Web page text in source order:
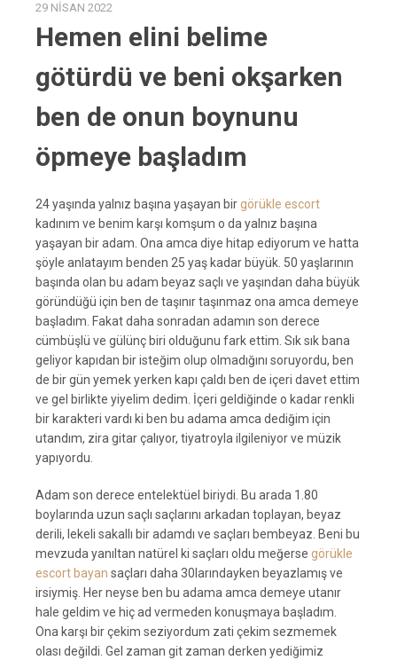
29 NISAN 2022
Hemen elini belime
götürdü ve beni okşarken
ben de onun boynunu
öpmeye başladım
24 yaşında yalnız başına yaşayan birgörükle escort
kadınım ve benim karşı komşum o da yalnız başına
yaşayan bir adam. Ona amca diye hitap ediyorum ve hatta
şöyle anlatayım benden 25 yaş kadar büyük. 50 yaşlarının
başında olan bu adam beyaz saçlı ve yaşından daha büyük
göründüğü için ben de taşınır taşınmaz ona amca demeye
başladım. Fakat daha sonradan adamın son derece
cümbüşlü ve gülünç biri olduğunu fark ettim. Sık sık bana
geliyor kapıdan bir isteğim olup olmadığını soruyordu, ben
de bir gün yemek yerken kapı çaldı ben de içeri davet ettim
ve gel birlikte yiyelim dedim. İçeri geldiğinde o kadar renkli
bir karakteri vardı ki ben bu adama amca dediğim için
utandım, zira gitar çalıyor, tiyatroyla ilgileniyor ve müzik
yapıyordu.
Adam son derece entelektüel biriydi. Bu arada 1.80
boylarında uzun saçlı saçlarını arkadan toplayan, beyaz
derili, lekeli sakallı bir adamdı ve saçları bembeyaz. Beni bu
mevzuda yanıltan natürel ki saçları oldu meğerse görükle
escort bayan saçları daha 30larındayken beyazlamış ve
irsiymiş. Her neyse ben bu adama amca demeye utanır
hale geldim ve hiç ad vermeden konuşmaya başladım.
Ona karşı bir çekim seziyordum zati çekim sezmemek
olası değildi. Gel zaman git zaman derken yediğimiz